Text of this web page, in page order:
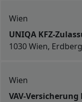
Wien
UNIQA KFZ-
1030 Wien,
Wien
VAV-